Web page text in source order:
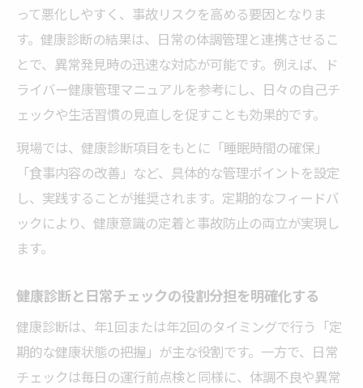
って悪化しやすく、事故リスクを高める要因となりま
す。健康診断の結果は、日常の体調管理と連携させるこ
とで、異常発見時の迅速な対応が可能です。例えば、ド
ライバー健康管理マニュアルを参考にし、日々の自己チ
ェックや生活習慣の見直しを促すことも効果的です。
現場では、健康診断項目をもとに「睡眠時間の確保」
「食事内容の改善」など、具体的な管理ポイントを設定
し、実践することが推奨されます。定期的なフィードバ
ックにより、健康意識の定着と事故防止の両立が実現し
ます。
健康診断と日常チェックの役割分担を明確化する
健康診断は、年1回または年2回のタイミングで行う「定
期的な健康状態の把握」が主な役割です。一方で、日常
チェックは毎日の運行前点検と同様に、体調不良や異常